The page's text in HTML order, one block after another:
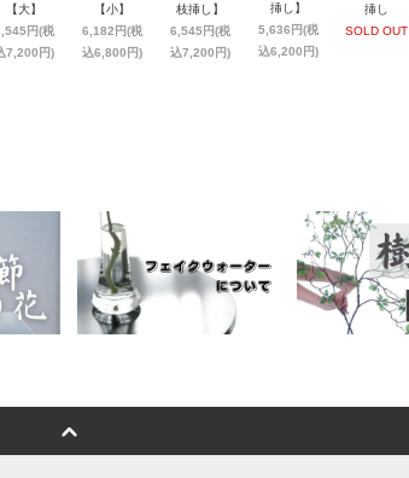
【大】
円(税
7,200円)
【小】
6,182円(税
込6,800円)
枝挿し】
6,545円(税
込7,200円)
挿し】
5,636円(税
込6,200円)
挿し
SOLD OUT